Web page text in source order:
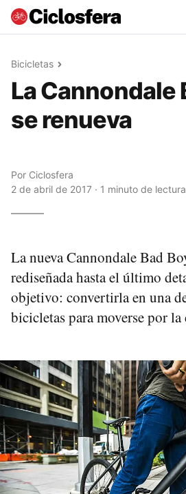
Bicicletas
La Cannondale
se renueva
Por Ciclosfera
2 de abril de 2017 · 1 minuto de lectura
La nueva Cannondale Bad
rediseñada hasta el último
objetivo: convertirla en una
bicicletas para moverse por la